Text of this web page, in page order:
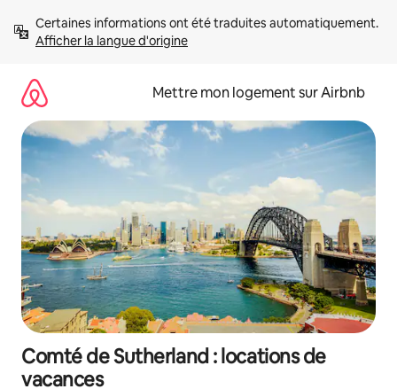
directement
Afficher la langue d'origine
Mettre mon logement sur Airbnb
Comté de Sutherland : locations de
vacances